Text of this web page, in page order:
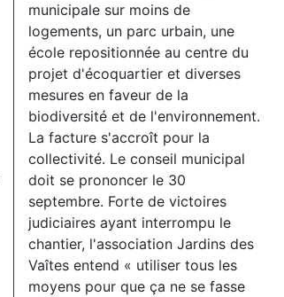
municipale sur moins de
logements, un parc urbain, une
école repositionnée au centre du
projet d'écoquartier et diverses
mesures en faveur de la
biodiversité et de l'environnement.
La facture s'accroît pour la
collectivité. Le conseil municipal
doit se prononcer le 30
septembre. Forte de victoires
judiciaires ayant interrompu le
chantier, l'association Jardins des
Vaîtes entend « utiliser tous les
moyens pour que ça ne se fasse